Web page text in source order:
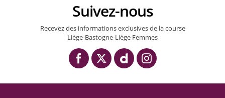
Suivez-nous
Recevez des informations exclusives de la course
Liège-Bastogne-Liège Femmes